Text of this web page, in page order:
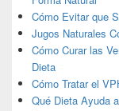
Cómo Evitar que
Jugos Naturales
Cómo Curar las
Dieta
Cómo Tratar el
Qué Dieta Ayuda